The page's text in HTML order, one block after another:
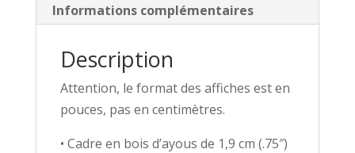
Informations complémentaires
Description
Attention, le format des affiches est en
pouces, pas en centimètres.
• Cadre en bois d’ayous de 1,9 cm (.75″)